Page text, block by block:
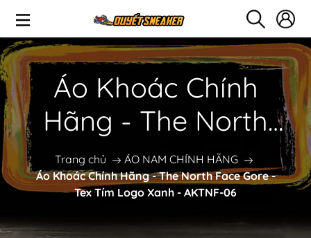
Áo Khoác Chính
Hãng - The North
Face Gore - Tex Tím
Logo Xanh - AKTNF-
06
Trang chủ
ÁO NAM CHÍNH HÃNG
Áo Khoác Chính Hãng - The North Face Gore -
Tex Tím Logo Xanh - AKTNF-06